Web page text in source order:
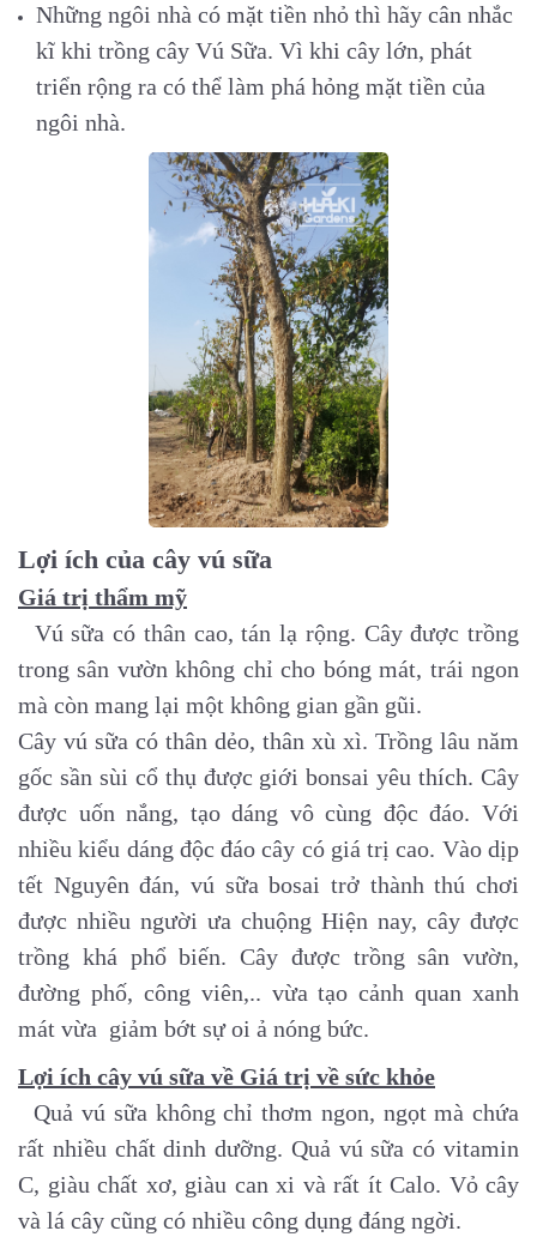
Những ngôi nhà có mặt tiền nhỏ thì hãy cân nhắc
kĩ khi trồng cây Vú Sữa. Vì khi cây lớn, phát
triển rộng ra có thể làm phá hỏng mặt tiền của
ngôi nhà.
Lợi ích của cây vú sữa
Giá trị thẩm mỹ
Vú sữa có thân cao, tán lạ rộng. Cây được trồng
trong sân vườn không chỉ cho bóng mát, trái ngon
mà còn mang lại một không gian gần gũi.
Cây vú sữa có thân dẻo, thân xù xì. Trồng lâu năm
gốc sần sùi cổ thụ được giới bonsai yêu thích. Cây
được uốn nắng, tạo dáng vô cùng độc đáo. Với
nhiều kiểu dáng độc đáo cây có giá trị cao. Vào dịp
tết Nguyên đán, vú sữa bosai trở thành thú chơi
được nhiều người ưa chuộng Hiện nay, cây được
trồng khá phổ biến. Cây được trồng sân vườn,
đường phố, công viên,.. vừa tạo cảnh quan xanh
mát vừa giảm bớt sự oi ả nóng bức.
Lợi ích cây vú sữa về Giá trị về sức khỏe
Quả vú sữa không chỉ thơm ngon, ngọt mà chứa
rất nhiều chất dinh dưỡng. Quả vú sữa có vitamin
C, giàu chất xơ, giàu can xi và rất ít Calo. Vỏ cây
và lá cây cũng có nhiều công dụng đáng ngời.